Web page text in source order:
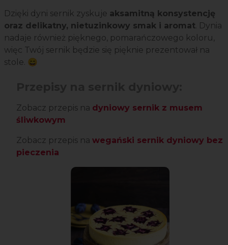
Dzięki dyni sernik zyskuje aksamitną konsystencję
oraz delikatny, nietuzinkowy smak i aromat. Dynia
nadaje również pięknego, pomarańczowego koloru,
więc Twój sernik będzie się pięknie prezentował na
stole. 😄
Zobacz przepis na dyniowy sernik z musem
śliwkowym
Zobacz przepis na wegański sernik dyniowy bez
pieczenia